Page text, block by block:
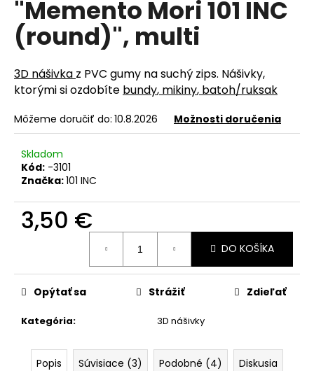
"Memento Mori 101 INC
(round)", multi
3D nášivka z PVC gumy na suchý zips. Nášivky,
ktorými si ozdobíte bundy, mikiny, batoh/ruksak
Môžeme doručiť do: 10.8.2026 Možnosti doručenia
Skladom
Kód: -3101
Značka:101 INC
3,50 €
DO KOŠÍKA
Kategória: 3D nášivky
Opýtať sa Strážiť Zdieľať
Popis Súvisiace (3) Podobné (4)
Diskusia
á
j
s
ť
?
O
o
ú
č